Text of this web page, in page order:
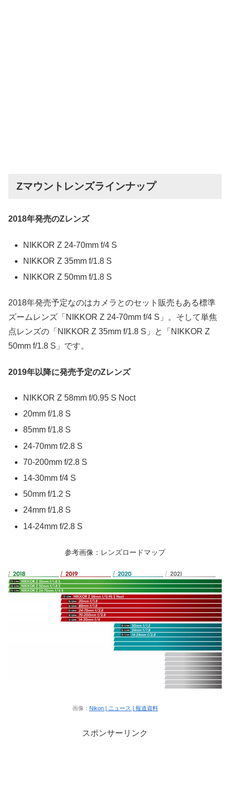
Zマウントレンズラインナップ
2018年発売のZレンズ
NIKKOR Z 24-70mm f/4 S
NIKKOR Z 35mm f/1.8 S
NIKKOR Z 50mm f/1.8 S
2018年発売予定なのはカメラとのセット販売もある標準
ズームレンズ「NIKKOR Z 24-70mm f/4 S」。そして単焦
点レンズの「NIKKOR Z 35mm f/1.8 S」と「NIKKOR Z
50mm f/1.8 S」です。
2019年以降に発売予定のZレンズ
NIKKOR Z 58mm f/0.95 S Noct
20mm f/1.8 S
85mm f/1.8 S
24-70mm f/2.8 S
70-200mm f/2.8 S
14-30mm f/4 S
50mm f/1.2 S
24mm f/1.8 S
14-24mm f/2.8 S
参考画像：レンズロードマップ
画像： Nikon | ニュース | 報道資料
スポンサーリンク